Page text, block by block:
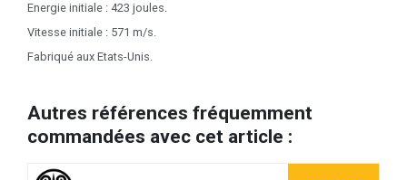
Energie initiale : 423 joules.
Vitesse initiale : 571 m/s.
Fabriqué aux Etats-Unis.
Autres références fréquemment
commandées avec cet article :